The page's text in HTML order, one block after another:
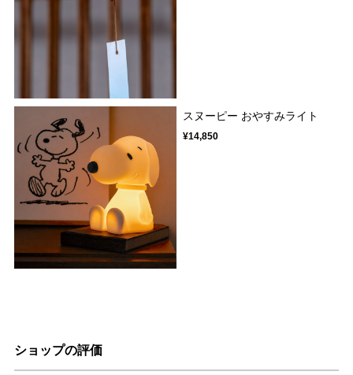
スヌーピー おやすみライト
¥14,850
ショップの評価